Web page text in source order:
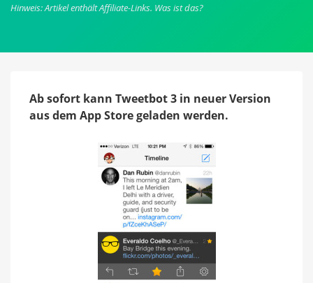
iOS
3
Support
&
mehr
Hinweis: Artikel enthält Affiliate-Links. Was ist das?
Ab sofort kann Tweetbot 3 in neuer Version
aus dem App Store geladen werden.